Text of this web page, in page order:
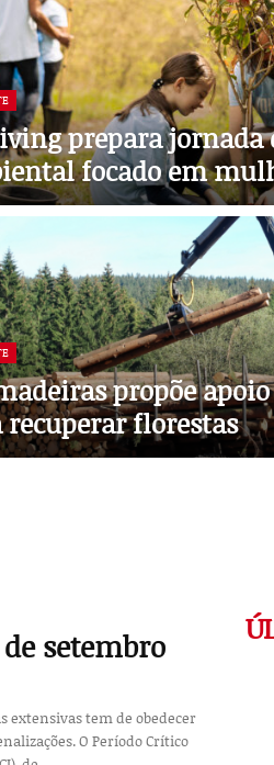
prepara
focado em
propõe
recuperar florestas
setembro
extensivas tem de obedecer
Crítico